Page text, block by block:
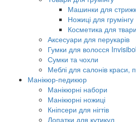
Машинки для
Ножиці для грумінгу
Косметика для
Аксесуари для перукарів
Гумки для волосся
Сумки та чохли
Меблі для салонів краси,
Манікюр-педикюр
Манікюрні набори
Манікюрні ножиці
Кніпсери для нігтів
Лопатки для кутикул